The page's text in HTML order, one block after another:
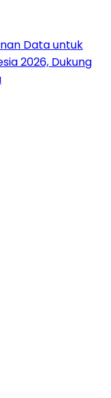
Data untuk
2026, Dukung